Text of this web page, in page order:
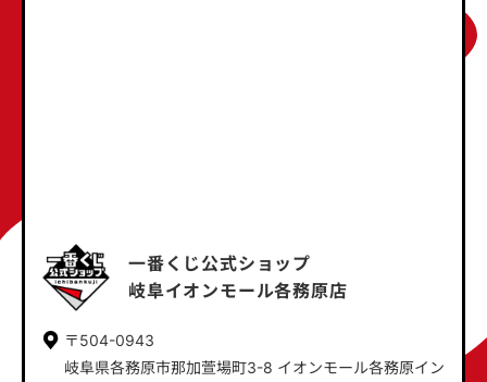
一番くじ公式ショップ
岐阜イオンモール各務原店
〒504-0943
岐阜県各務原市那加萱場町3-8 イオンモール各務原イン